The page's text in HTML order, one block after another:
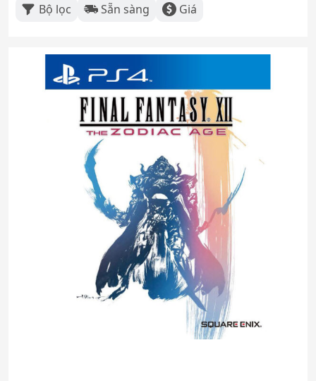
Bộ lọc Sẵn sàng Giá